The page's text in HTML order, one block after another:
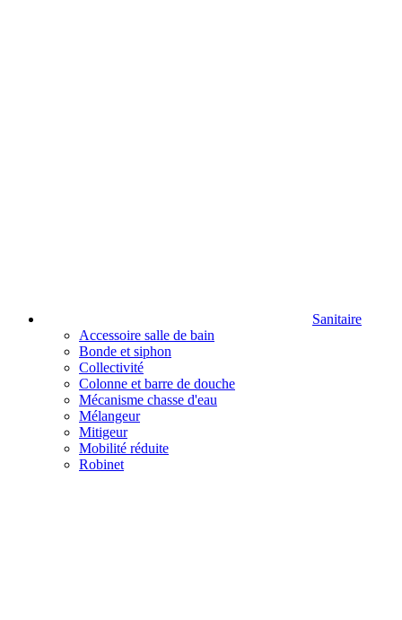
Sanitaire
Accessoire salle de bain
Bonde et siphon
Collectivité
Colonne et barre de douche
Mécanisme chasse d'eau
Mélangeur
Mitigeur
Mobilité réduite
Robinet